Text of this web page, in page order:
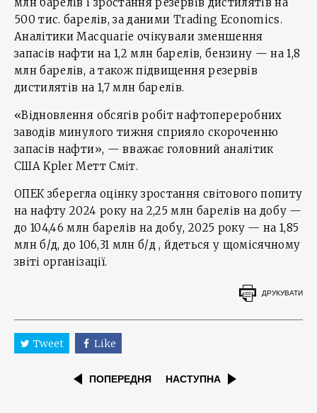
500 тис. барелів, за даними Trading Economics.
Аналітики Macquarie очікували зменшення
запасів нафти на 1,2 млн барелів, бензину — на 1,8
млн барелів, а також підвищення резервів
дистилятів на 1,7 млн барелів.
«Відновлення обсягів робіт нафтопереробних
заводів минулого тижня сприяло скороченню
запасів нафти», — вважає головний аналітик
США Kpler Метт Сміт.
ОПЕК зберегла оцінку зростання світового попиту
на нафту 2024 року на 2,25 млн барелів на добу —
до 104,46 млн барелів на добу, 2025 року — на 1,85
млн б/д, до 106,31 млн б/д , йдеться у щомісячному
звіті організації.
ДРУКУВАТИ
Tweet Like
ПОПЕРЕДНЯ НАСТУПНА